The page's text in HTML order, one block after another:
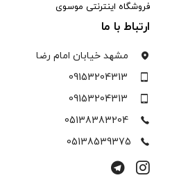
فروشگاه اینترنتی موسوی
ارتباط با ما
مشهد خیابان امام رضا
09153204313
09153204313
05138383204
05138539375